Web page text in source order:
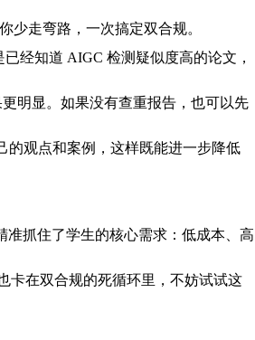
少走弯路，一次搞定双合规。
经知道 AIGC 检测疑似度高的论文，
明显。如果没有查重报告，也可以先
的观点和案例，这样既能进一步降低
准抓住了学生的核心需求：低成本、高
卡在双合规的死循环里，不妨试试这